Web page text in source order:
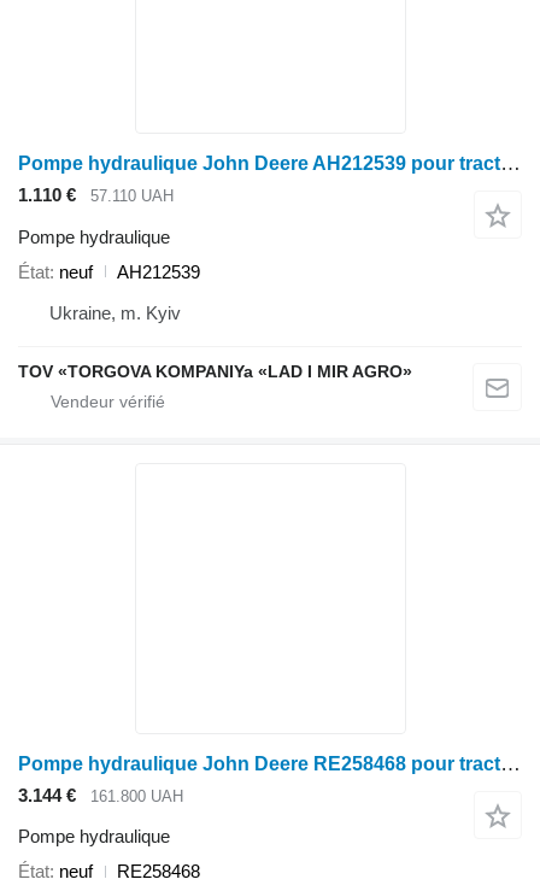
Pompe hydraulique John Deere AH212539 pour tracteur à roues John Deere
1.110 € 57.110 UAH
Pompe hydraulique
État neuf
AH212539
Ukraine, m. Kyiv
TOV «TORGOVA KOMPANIYa «LAD I MIR AGRO»
Pompe hydraulique John Deere RE258468 pour tracteur à roues
3.144 € 161.800 UAH
Pompe hydraulique
État neuf
RE258468